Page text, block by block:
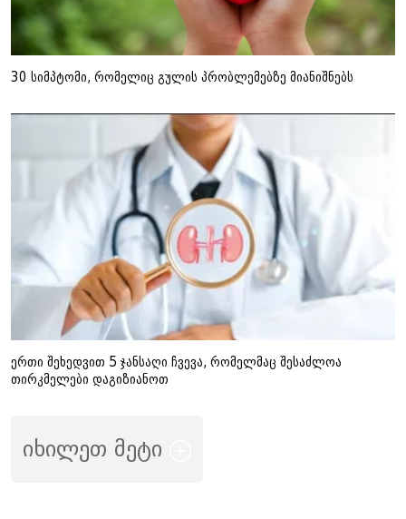
30 სიმპტომი, რომელიც გულის პრობლემებზე მიანიშნებს
ერთი შეხედვით 5 ჯანსაღი ჩვევა, რომელმაც შესაძლოა
თირკმელები დაგიზიანოთ
იხილეთ მეტი